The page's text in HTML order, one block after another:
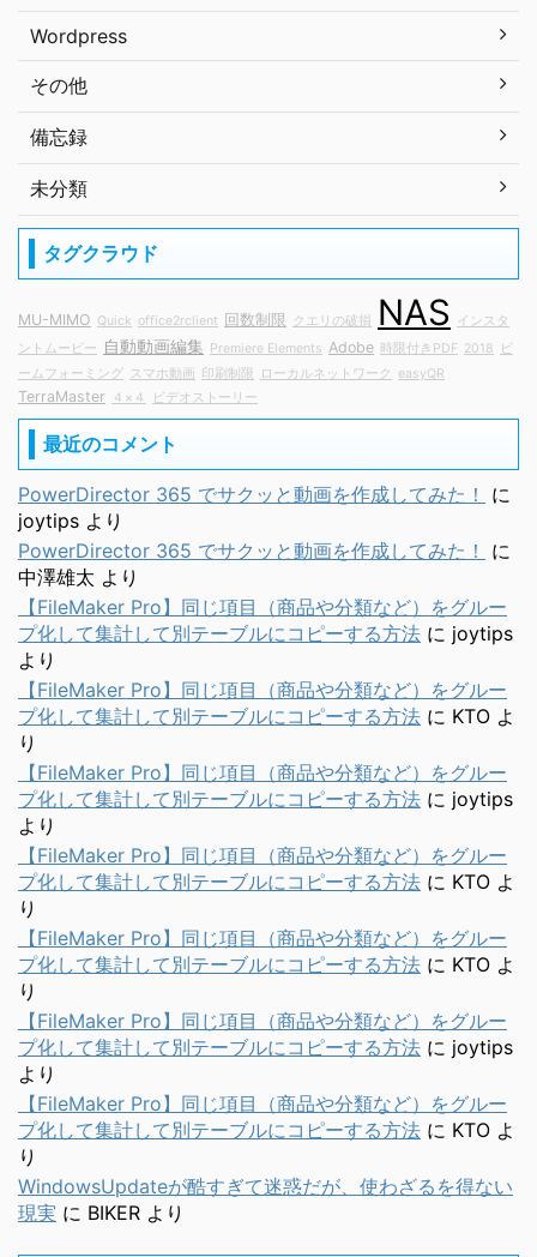
Wordpress
その他
備忘録
未分類
タグクラウド
MU-MIMO Quick office2rclient 回数制限 クエリの破損 NAS
インスタ
ントムービー
自動動画編集 Premiere Elements Adobe 時限付きPDF 2018
ビ
ームフォーミング
スマホ動画 印刷制限 ローカルネットワーク easyQR
TerraMaster ４×４ ビデオストーリー
最近のコメント
PowerDirector 365 でサクッと動画を作成してみた！
に
joytips より
PowerDirector 365 でサクッと動画を作成してみた！
に
中澤雄太 より
【FileMaker Pro】同じ項目（商品や分類など）をグルー
プ化して集計して別テーブルにコピーする方法 に joytips
より
【FileMaker Pro】同じ項目（商品や分類など）をグルー
プ化して集計して別テーブルにコピーする方法 に KTO よ
り
【FileMaker Pro】同じ項目（商品や分類など）をグルー
プ化して集計して別テーブルにコピーする方法 に joytips
より
【FileMaker Pro】同じ項目（商品や分類など）をグルー
プ化して集計して別テーブルにコピーする方法 に KTO よ
り
【FileMaker Pro】同じ項目（商品や分類など）をグルー
プ化して集計して別テーブルにコピーする方法 に KTO よ
り
【FileMaker Pro】同じ項目（商品や分類など）をグルー
プ化して集計して別テーブルにコピーする方法 に joytips
より
【FileMaker Pro】同じ項目（商品や分類など）をグルー
プ化して集計して別テーブルにコピーする方法 に KTO よ
り
WindowsUpdateが酷すぎて迷惑だが、使わざるを得ない
現実 に BIKER より